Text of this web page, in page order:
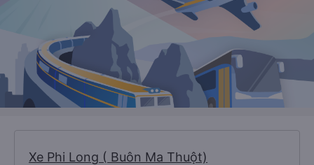
Xe Phi Long ( Buôn Ma Thuột)